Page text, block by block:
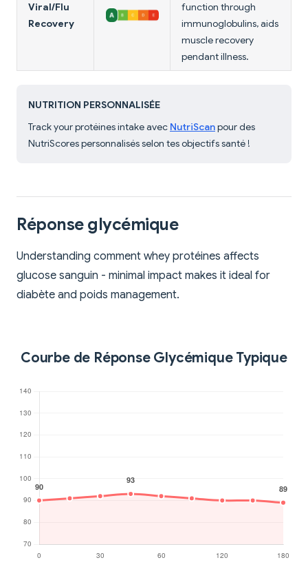
Viral/Flu
Recovery
function through
immunoglobulins, aids
muscle recovery
pendant illness.
NUTRITION PERSONNALISÉE
Track your protéines intake avec NutriScanpour des
NutriScores personnalisés selon tes objectifs santé !
Réponse glycémique
Understanding comment whey protéines affects
glucose sanguin - minimal impact makes it ideal for
diabète and poids management.
Courbe de Réponse Glycémique Typique